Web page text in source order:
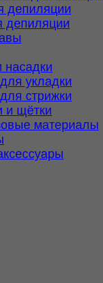
депиляции
депиляции
насадки
укладки
стрижки
и щётки
материалы